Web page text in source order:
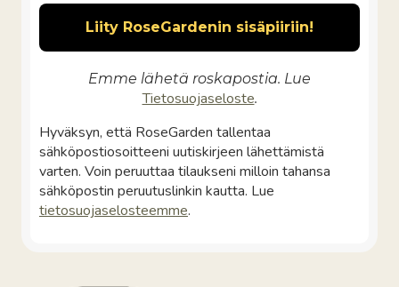
Emme lähetä roskapostia. Lue
Tietosuojaseloste.
Hyväksyn, että RoseGarden tallentaa
sähköpostiosoitteeni uutiskirjeen lähettämistä
varten. Voin peruuttaa tilaukseni milloin tahansa
sähköpostin peruutuslinkin kautta. Lue
tietosuojaselosteemme.